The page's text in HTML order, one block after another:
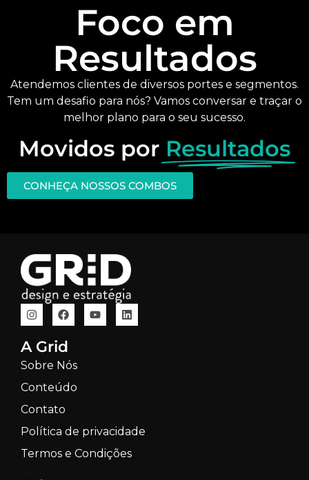
Foco em
Resultados
Atendemos clientes de diversos portes e segmentos.
Tem um desafio para nós? Vamos conversar e traçar o
melhor plano para o seu sucesso.
Movidos por Resultados
CONHEÇA NOSSOS COMBOS
A Grid
Sobre Nós
Conteúdo
Contato
Política de privacidade
Termos e Condições